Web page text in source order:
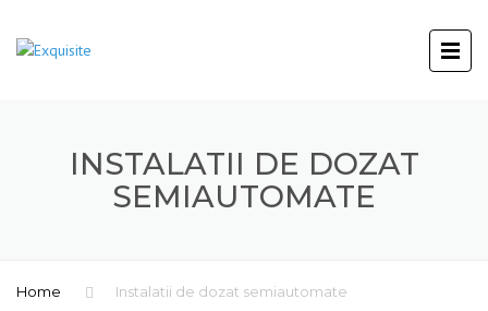
INSTALATII DE DOZAT
SEMIAUTOMATE
Home Instalatii de dozat semiautomate